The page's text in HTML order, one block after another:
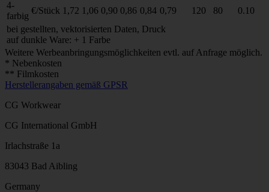
4-
farbig
€/Stück 1,72 1,06 0,90 0,86 0,84 0,79 120 80
0.10
bei gestellten, vektorisierten Daten, Druck
auf dunkle Ware: + 1 Farbe
Weitere Werbeanbringungsmöglichkeiten evtl. auf Anfrage möglich.
* Nebenkosten
** Filmkosten
Herstellerangaben gemäß GPSR
CG Workwear
CG International GmbH
Irlachstraße 1a
83043 Bad Aibling
Germany